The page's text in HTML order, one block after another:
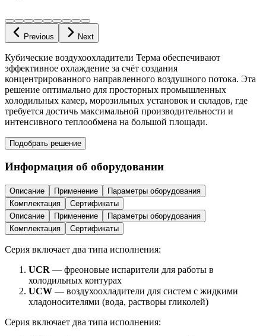
Previous Next
Кубические воздухоохладители Терма обеспечивают
эффективное охлаждение за счёт создания
концентрированного направленного воздушного потока. Эта
решение оптимально для просторных промышленных
холодильных камер, морозильных установок и складов, где
требуется достичь максимальной производительности и
интенсивного теплообмена на большой площади.
Подобрать решение
Информация об оборудовании
Описание Применение
Параметры оборудования
Комплектация
Сертификаты
Описание
Применение
Параметры оборудования
Комплектация
Сертификаты
Серия включает два типа исполнения:
UCR — фреоновые испарители для работы в
холодильных контурах
UCW — воздухоохладители для систем с жидкими
хладоносителями (вода, растворы гликолей)
Серия включает два типа исполнения: